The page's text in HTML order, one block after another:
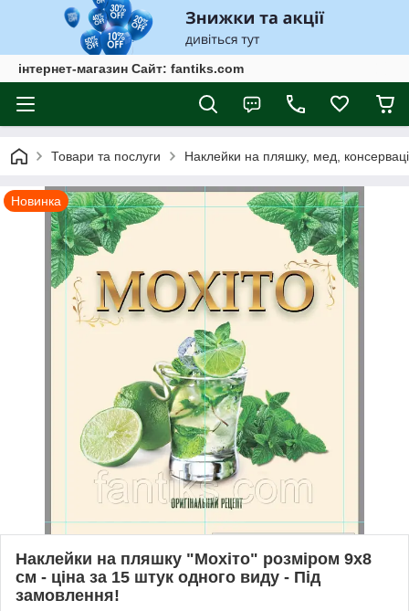
інтернет-магазин Сайт: fantiks.com
Товари та послуги Наклейки на пляшку, мед,
Новинка
Наклейки на пляшку "Мохіто" розміром 9х8
см - ціна за 15 штук одного виду - Під
замовлення!